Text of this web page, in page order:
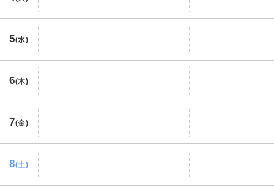
5(水)
6(木)
7(金)
8(土)